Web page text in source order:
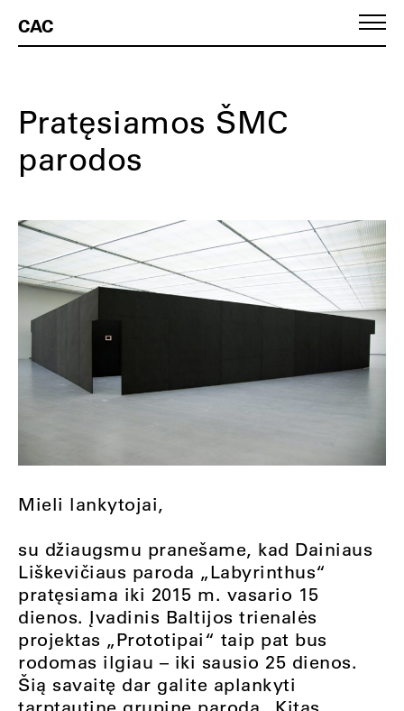
CAC
Pratęsiamos ŠMC
parodos
Mieli lankytojai,
su džiaugsmu pranešame, kad Dainiaus
Liškevičiaus paroda „Labyrinthus“
pratęsiama iki 2015 m. vasario 15
dienos. Įvadinis Baltijos trienalės
projektas „Prototipai“ taip pat bus
rodomas ilgiau – iki sausio 25 dienos.
Šią savaitę dar galite aplankyti